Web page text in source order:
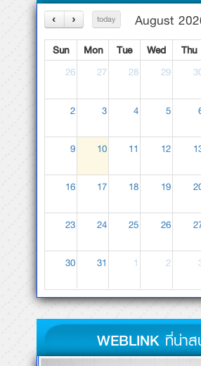
30 31 1 2
WEBLINK ที่น่าสน
สำนักงานส่งเสริมการศึกษาเอกชน (ส
สำนักงานคณะกรรมการการศึกษา
สำนักงานเขตพื้นที่การศึกษาประถมศึ
คุรุสภา
สำนักงานคณะกรรมการส่งเสริมสวัส
สำนักทดสอบทางการศึกษา สทศ